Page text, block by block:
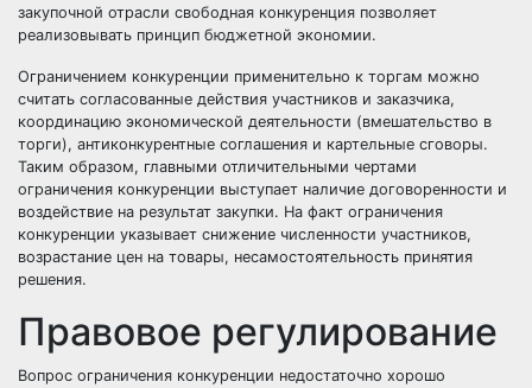
закупочной отрасли свободная конкуренция позволяет
реализовывать принцип бюджетной экономии.
Ограничением конкуренции применительно к торгам можно
считать согласованные действия участников и заказчика,
координацию экономической деятельности (вмешательство в
торги), антиконкурентные соглашения и картельные сговоры.
Таким образом, главными отличительными чертами
ограничения конкуренции выступает наличие договоренности и
воздействие на результат закупки. На факт ограничения
конкуренции указывает снижение численности участников,
возрастание цен на товары, несамостоятельность принятия
решения.
Правовое регулирование
Вопрос ограничения конкуренции недостаточно хорошо